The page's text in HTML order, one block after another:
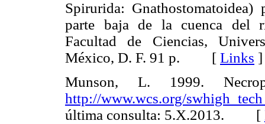
Spirurida:
parte baja de la cuenca del
Facultad de Ciencias,
México, D. F. 91 p. [ Links ]
Munson, L. 1999.
http://www.wcs.org/
última consulta: 5.X.2013. [